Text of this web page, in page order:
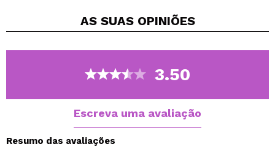
envelhecimento da pele protegendo-a dos radicais
de aloe vera e suco de yacon, hidratam intensamente,
nutrem e refrescam a pele, proporcionando alívio.
Graças ao seu conteúdo vitamínico e mineral, ajuda a
pele cansada e sem brilho.
Oil-free.
AS SUAS OPINIÕES
3.50
Escreva uma avaliação
Resumo das avaliações